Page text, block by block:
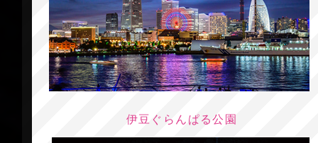
伊豆ぐらんぱる公園